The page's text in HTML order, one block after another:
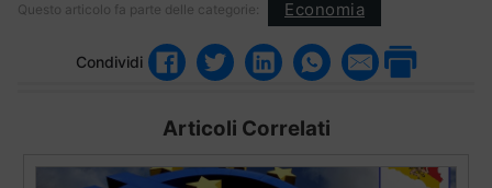
Questo articolo fa parte delle categorie: Economia
Condividi
Articoli Correlati